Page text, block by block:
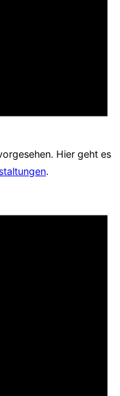
Hier geht es
.